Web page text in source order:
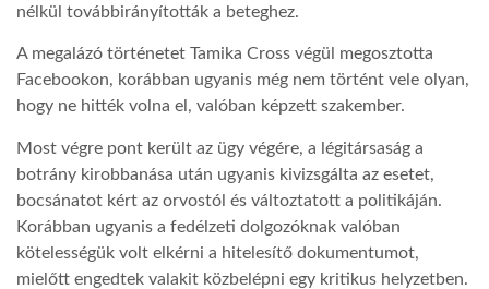
LATIMO.HU
nélkül továbbirányították a beteghez.
A megalázó történetet Tamika Cross végül megosztotta
Facebookon, korábban ugyanis még nem történt vele olyan,
hogy ne hitték volna el, valóban képzett szakember.
Most végre pont került az ügy végére, a légitársaság a
botrány kirobbanása után ugyanis kivizsgálta az esetet,
bocsánatot kért az orvostól és változtatott a politikáján.
Korábban ugyanis a fedélzeti dolgozóknak valóban
kötelességük volt elkérni a hitelesítő dokumentumot,
mielőtt engedtek valakit közbelépni egy kritikus helyzetben.